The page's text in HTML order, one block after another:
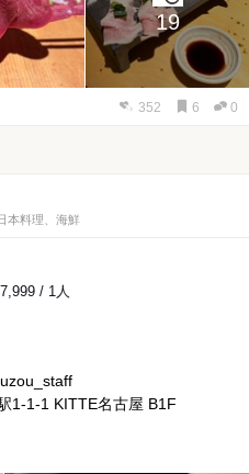
19
352 6 0
本料理、海鮮
/ 1人
1-1-1 KITTE名古屋 B1F